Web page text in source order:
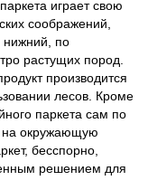
играет свою
соображений,
нижний, по
растущих пород.
производится
лесов. Кроме
паркета сам по
на окружающую
бесспорно,
решением для